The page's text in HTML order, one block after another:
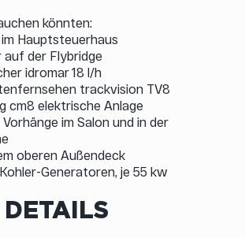
könnten:
Hauptsteuerhaus
auf der Flybridge
idromar 18 l/h
trackvision TV8
cm8 elektrische Anlage
im Salon und in der
oberen Außendeck
Generatoren, je 55 kw